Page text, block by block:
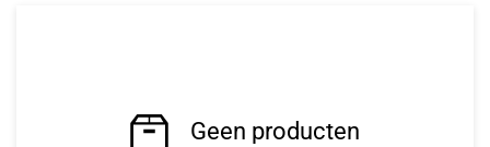
Geen producten